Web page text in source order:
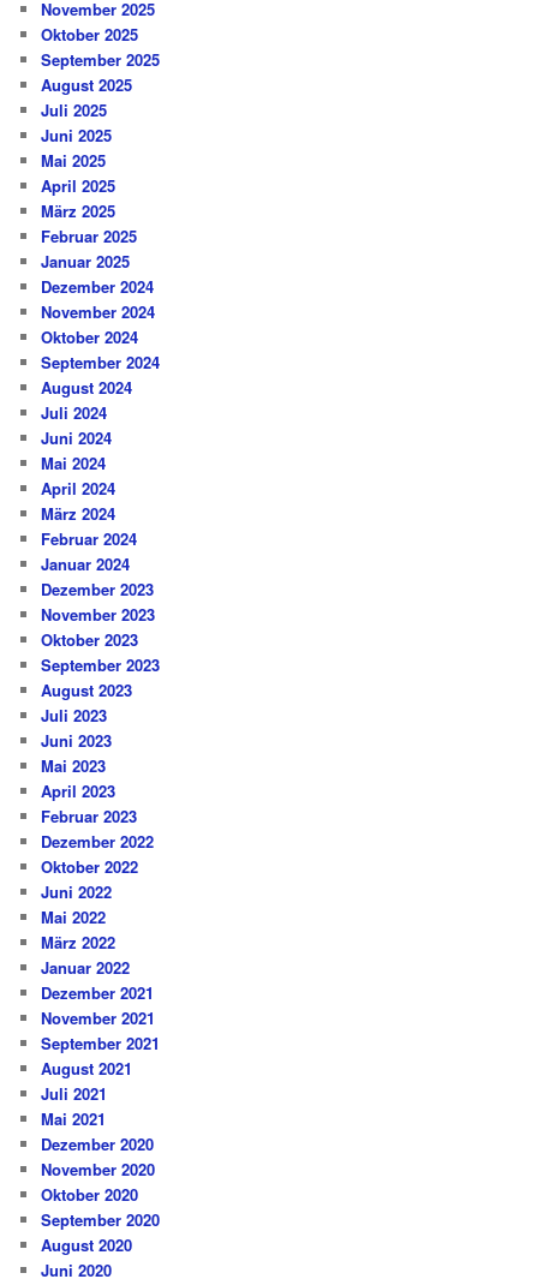
November 2025
Oktober 2025
September 2025
August 2025
Juli 2025
Juni 2025
Mai 2025
April 2025
März 2025
Februar 2025
Januar 2025
Dezember 2024
November 2024
Oktober 2024
September 2024
August 2024
Juli 2024
Juni 2024
Mai 2024
April 2024
März 2024
Februar 2024
Januar 2024
Dezember 2023
November 2023
Oktober 2023
September 2023
August 2023
Juli 2023
Juni 2023
Mai 2023
April 2023
Februar 2023
Dezember 2022
Oktober 2022
Juni 2022
Mai 2022
März 2022
Januar 2022
Dezember 2021
November 2021
September 2021
August 2021
Juli 2021
Mai 2021
Dezember 2020
November 2020
Oktober 2020
September 2020
August 2020
Juni 2020